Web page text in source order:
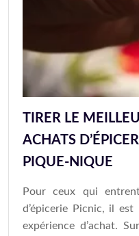
TIRER LE
ACHATS
PIQUE-NIQUE
Pour ceux qui
d’épicerie Picnic, il
expérience d’achat.